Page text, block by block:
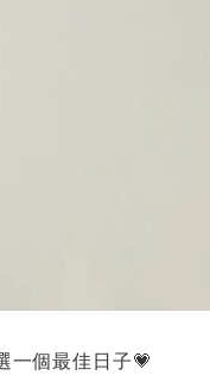
一個最佳日子💗